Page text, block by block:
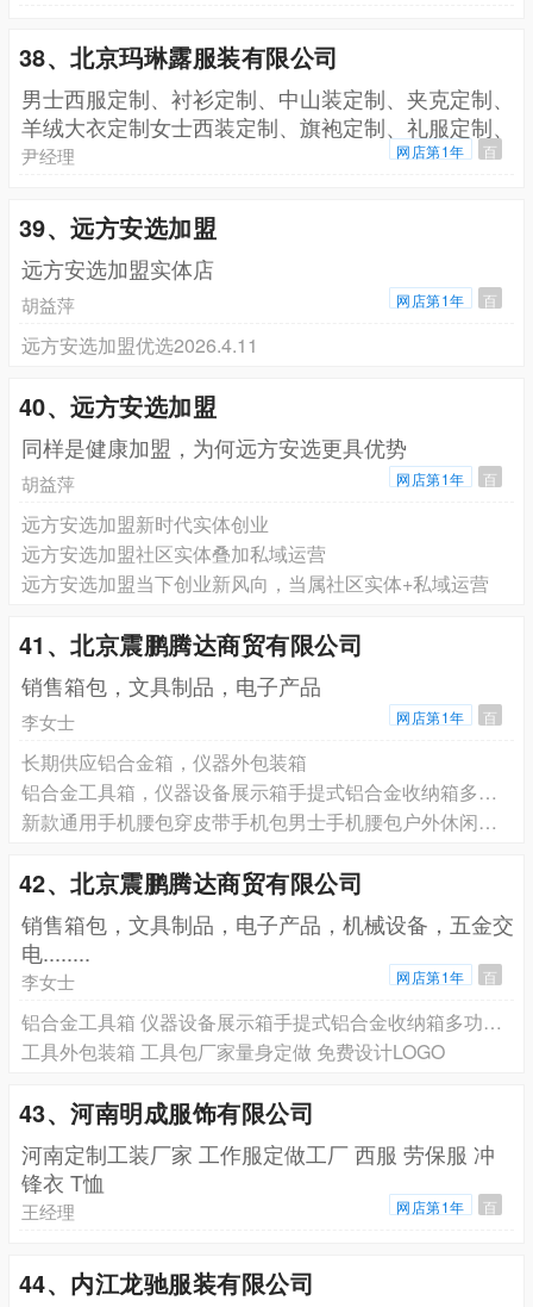
38、北京玛琳露服装有限公司
男士西服定制、衬衫定制、中山装定制、夹克定制、
羊绒大衣定制女士西装定制、旗袍定制、礼服定制、
婚纱定制
尹经理 网店第1年 百
39、远方安选加盟
远方安选加盟实体店
胡益萍 网店第1年 百
远方安选加盟优选2026.4.11
40、远方安选加盟
同样是健康加盟，为何远方安选更具优势
胡益萍 网店第1年 百
远方安选加盟新时代实体创业
远方安选加盟社区实体叠加私域运营
远方安选加盟当下创业新风向，当属社区实体+私域运营
41、北京震鹏腾达商贸有限公司
销售箱包，文具制品，电子产品
李女士 网店第1年 百
长期供应铝合金箱，仪器外包装箱
铝合金工具箱，仪器设备展示箱手提式铝合金收纳箱多功能铝箱批发
新款通用手机腰包穿皮带手机包男士手机腰包户外休闲多功能手机包
42、北京震鹏腾达商贸有限公司
销售箱包，文具制品，电子产品，机械设备，五金交
电........
李女士 网店第1年 百
铝合金工具箱 仪器设备展示箱手提式铝合金收纳箱多功能铝箱批发
工具外包装箱 工具包厂家量身定做 免费设计LOGO
43、河南明成服饰有限公司
河南定制工装厂家 工作服定做工厂 西服 劳保服 冲
锋衣 T恤
王经理 网店第1年 百
44、内江龙驰服装有限公司